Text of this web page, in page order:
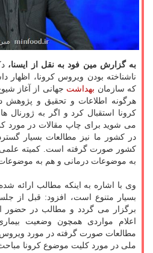
به گزارش مین فود به نقل از ایسنا،
ناشناخته بودن ویروس کرونا،
که سازمان بهداشت جهانی از آغاز
هرگونه اطلاعات و تحقیق و پژوهش
کرونا استقبال کرد و اگر به ژورنال
می شوید برای چاپ مقالات در مورد
در کشور ما نیز مطالعات بسیار
کشور صورت گرفته است. کمیته علمی
به موضوعات درمانی و هم به
وی با اشاره به اینکه مطالب ارائه
بسیار متنوع است، افزود: قبل از
برگزار می گردد و مطالب در حضور
اعلام مواردی همچون وضعیت
مطالعات صورت گرفته در مورد
ملی در مورد کلیت موضوع کرونا